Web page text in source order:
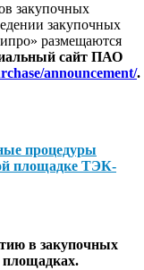
закупочных
закупочных
размещаются
сайт ПАО
announcement/.
процедуры
площадке ТЭК-
в закупочных
площадках.